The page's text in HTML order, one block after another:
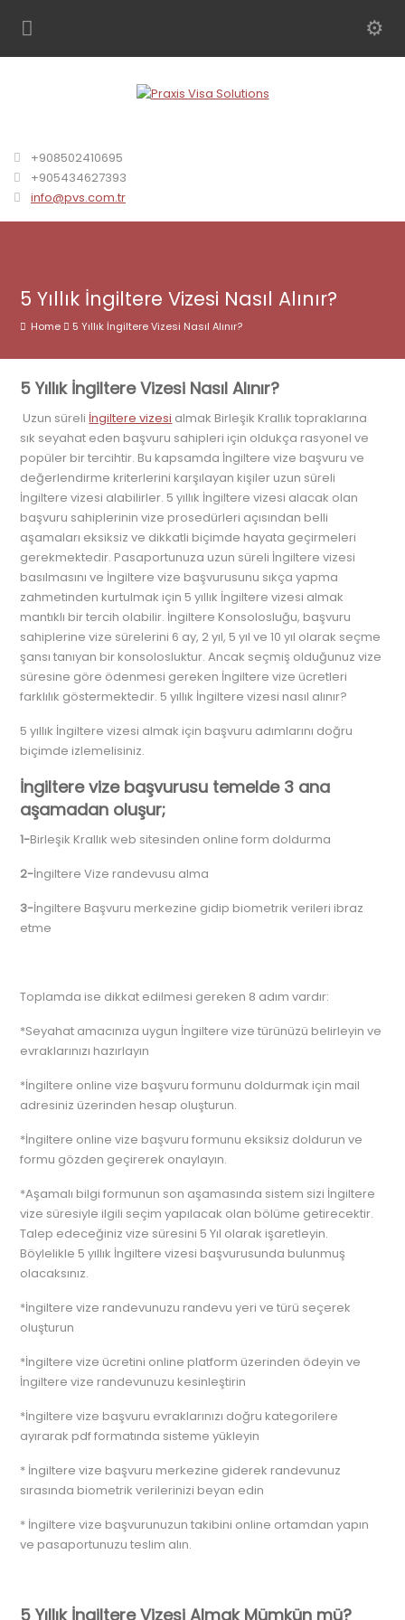
+908502410695
+905434627393
info@pvs.com.tr
5 Yıllık İngiltere Vizesi Nasıl Alınır?
Home 5 Yıllık İngiltere Vizesi Nasıl Alınır?
5 Yıllık İngiltere Vizesi Nasıl Alınır?
Uzun süreli İngiltere vizesi almak Birleşik Krallık topraklarına
sık seyahat eden başvuru sahipleri için oldukça rasyonel ve
popüler bir tercihtir. Bu kapsamda İngiltere vize başvuru ve
değerlendirme kriterlerini karşılayan kişiler uzun süreli
İngiltere vizesi alabilirler. 5 yıllık İngiltere vizesi alacak olan
başvuru sahiplerinin vize prosedürleri açısından belli
aşamaları eksiksiz ve dikkatli biçimde hayata geçirmeleri
gerekmektedir. Pasaportunuza uzun süreli İngiltere vizesi
basılmasını ve İngiltere vize başvurusunu sıkça yapma
zahmetinden kurtulmak için 5 yıllık İngiltere vizesi almak
mantıklı bir tercih olabilir. İngiltere Konsolosluğu, başvuru
sahiplerine vize sürelerini 6 ay, 2 yıl, 5 yıl ve 10 yıl olarak seçme
şansı tanıyan bir konsolosluktur. Ancak seçmiş olduğunuz vize
süresine göre ödenmesi gereken İngiltere vize ücretleri
farklılık göstermektedir. 5 yıllık İngiltere vizesi nasıl alınır?
5 yıllık İngiltere vizesi almak için başvuru adımlarını doğru
biçimde izlemelisiniz.
İngiltere vize başvurusu temelde 3 ana
aşamadan oluşur;
1-Birleşik Krallık web sitesinden online form doldurma
2-İngiltere Vize randevusu alma
3-İngiltere Başvuru merkezine gidip biometrik verileri ibraz
etme
Toplamda ise dikkat edilmesi gereken 8 adım vardır:
*Seyahat amacınıza uygun İngiltere vize türünüzü belirleyin ve
evraklarınızı hazırlayın
*İngiltere online vize başvuru formunu doldurmak için mail
adresiniz üzerinden hesap oluşturun.
*İngiltere online vize başvuru formunu eksiksiz doldurun ve
formu gözden geçirerek onaylayın.
*Aşamalı bilgi formunun son aşamasında sistem sizi İngiltere
vize süresiyle ilgili seçim yapılacak olan bölüme getirecektir.
Talep edeceğiniz vize süresini 5 Yıl olarak işaretleyin.
Böylelikle 5 yıllık İngiltere vizesi başvurusunda bulunmuş
olacaksınız.
*İngiltere vize randevunuzu randevu yeri ve türü seçerek
oluşturun
*İngiltere vize ücretini online platform üzerinden ödeyin ve
İngiltere vize randevunuzu kesinleştirin
*İngiltere vize başvuru evraklarınızı doğru kategorilere
ayırarak pdf formatında sisteme yükleyin
* İngiltere vize başvuru merkezine giderek randevunuz
sırasında biometrik verilerinizi beyan edin
* İngiltere vize başvurunuzun takibini online ortamdan yapın
ve pasaportunuzu teslim alın.
5 Yıllık İngiltere Vizesi Almak Mümkün mü?